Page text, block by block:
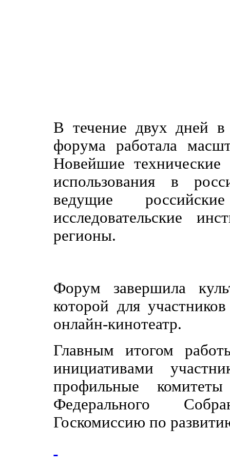
В течение двух дней в
форума работала
Новейшие
использования в
ведущие
исследовательские
регионы.
Форум завершила
которой для
онлайн-кинотеатр.
Главным итогом
инициативами
профильные
Федерального
Госкомиссию по